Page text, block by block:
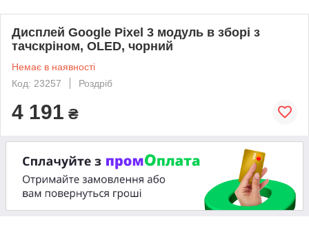
Дисплей Google Pixel 3 модуль в зборі з
тачскріном, OLED, чорний
Немає в наявності
Код: 23257
Роздріб
4 191 ₴